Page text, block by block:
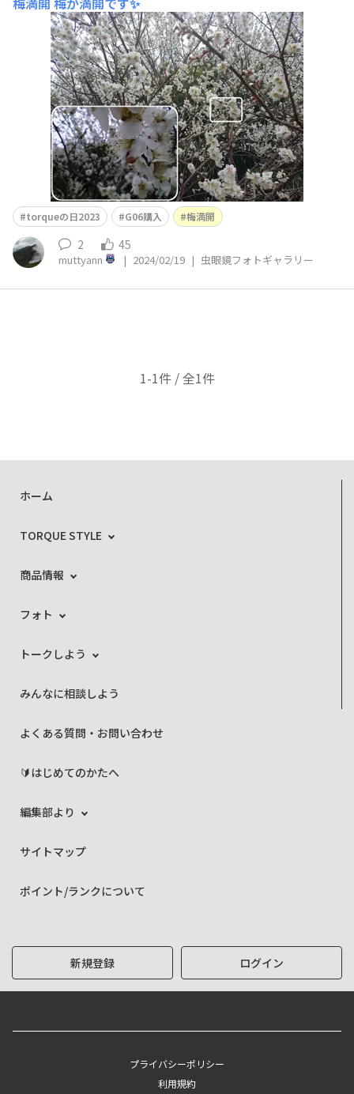
torqueの日2023 G06購入 梅満開
2 45
muttyann | 2024/02/19 | 虫眼鏡フォトギャラリー
1-1件 / 全1件
ホーム
TORQUE STYLE
商品情報
フォト
トークしよう
みんなに相談しよう
よくある質問・お問い合わせ
🔰はじめてのかたへ
編集部より
サイトマップ
ポイント/ランクについて
新規登録 ログイン
プライバシーポリシー
利用規約